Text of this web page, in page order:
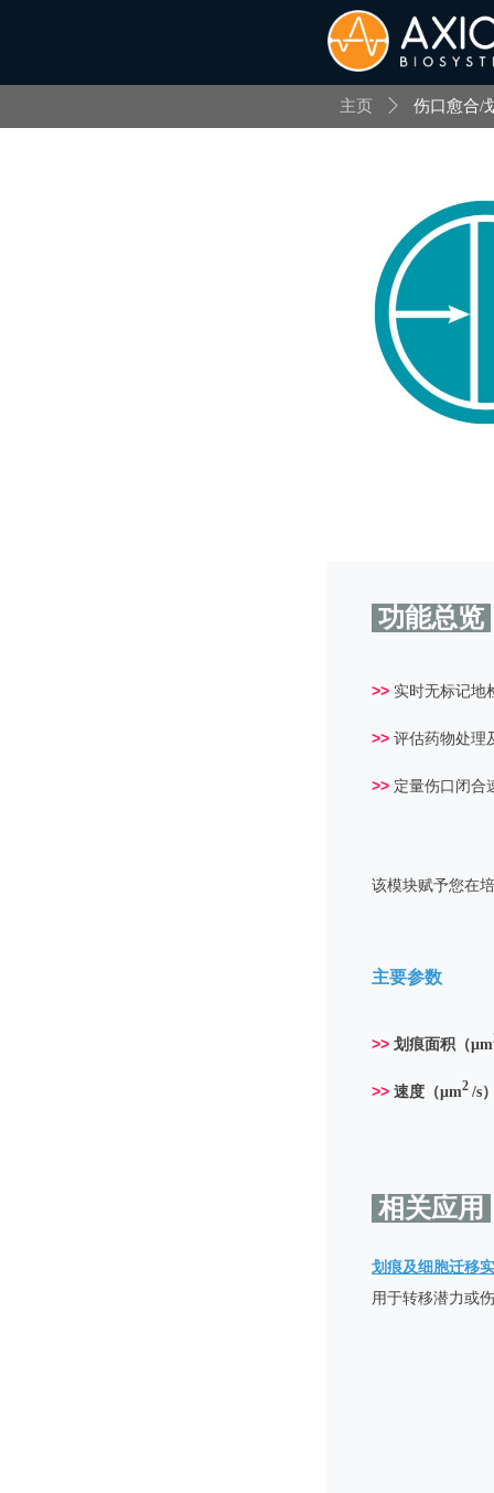
主页 ꄲ 伤口愈合/
功能总览
>> 实时无标记地
>> 评估药物处理
>> 定量伤口闭合
该模块赋予您在
主要参数
>> 划痕面积（μm
>> 速度（μm2 /s
相关应用
划痕及细胞迁移
用于转移潜力或